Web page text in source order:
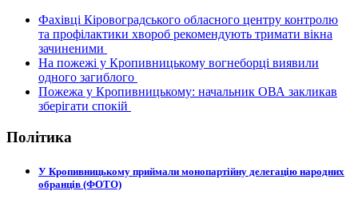
Фахівці Кіровоградського обласного центру контролю
та профілактики хвороб рекомендують тримати вікна
зачиненими
На пожежі у Кропивницькому вогнеборці виявили
одного загиблого
Пожежа у Кропивницькому: начальник ОВА закликав
зберігати спокій
Політика
У Кропивницькому приймали монопартійну делегацію народних
обранців (ФОТО)